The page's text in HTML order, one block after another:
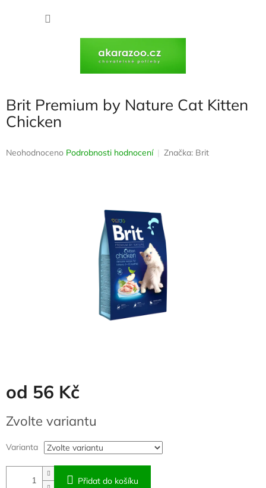
Brit Premium by Nature Cat Kitten
Chicken
Průměrné
Neohodnoceno Podrobnosti hodnocení Značka: Brit
od 56 Kč
cena:
Zvolte variantu
Varianta
Přidat do košíku